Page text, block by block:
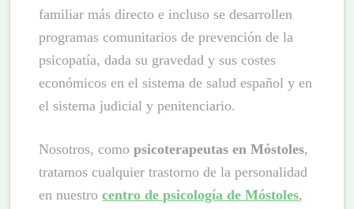
familiar más directo e incluso se desarrollen
programas comunitarios de prevención de la
psicopatía, dada su gravedad y sus costes
económicos en el sistema de salud español y en
el sistema judicial y penitenciario.
Nosotros, comopsicoterapeutas en Móstoles,
tratamos cualquier trastorno de la personalidad
en nuestrocentro de psicología de Móstoles,